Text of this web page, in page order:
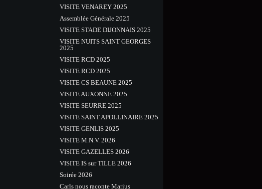
VISITE VENAREY 2025
Assemblée Générale 2025
VISITE STADE DIJONNAIS 2025
VISITE NUITS SAINT GEORGES
2025
VISITE RCD 2025
VISITE RCD 2025
VISITE CS BEAUNE 2025
VISITE AUXONNE 2025
VISITE SEURRE 2025
VISITE SAINT APOLLINAIRE 2025
VISITE GENLIS 2025
VISITE M.N.V. 2026
VISITE GAZELLES 2026
VISITE IS sur TILLE 2026
Soirée 2026
Carls nous raconte Marius